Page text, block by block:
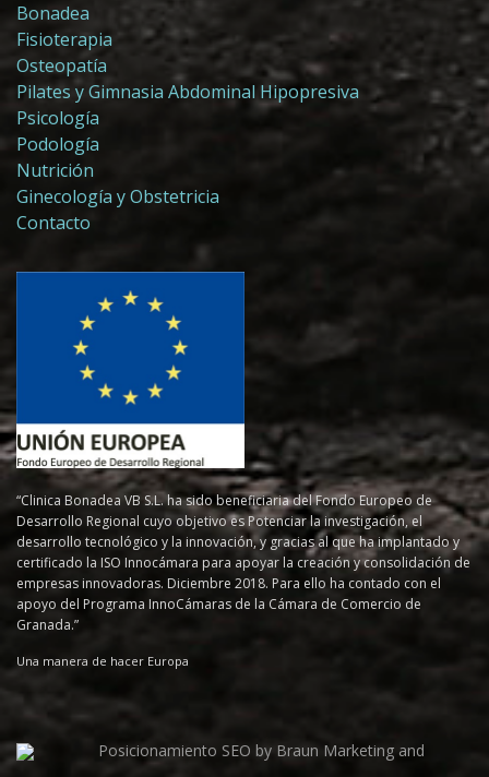
Bonadea
Fisioterapia
Osteopatía
Pilates y Gimnasia Abdominal Hipopresiva
Psicología
Podología
Nutrición
Ginecología y Obstetricia
Contacto
“Clinica Bonadea VB S.L. ha sido beneficiaria del Fondo Europeo de
Desarrollo Regional cuyo objetivo es Potenciar la investigación, el
desarrollo tecnológico y la innovación, y gracias al que ha implantado y
certificado la ISO Innocámara para apoyar la creación y consolidación de
empresas innovadoras. Diciembre 2018. Para ello ha contado con el
apoyo del Programa InnoCámaras de la Cámara de Comercio de
Granada.”
Una manera de hacer Europa
Posicionamiento SEO by Braun Marketing and